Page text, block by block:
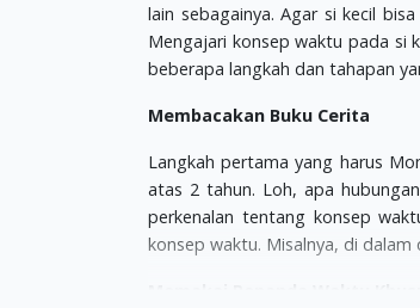
lain sebagainya. Agar si kecil
Mengajari konsep waktu pada si
beberapa langkah dan tahapan
Membacakan Buku Cerita
Langkah pertama yang harus
atas 2 tahun. Loh, apa
perkenalan tentang konsep
konsep waktu. Misalnya, di